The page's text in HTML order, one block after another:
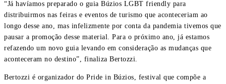
“Já havíamos preparado o guia Búzios LGBT friendly para
distribuirmos nas feiras e eventos de turismo que aconteceriam ao
longo desse ano, mas infelizmente por conta da pandemia tivemos que
pausar a promoção desse material. Para o próximo ano, já estamos
refazendo um novo guia levando em consideração as mudanças que
aconteceram no destino”, finaliza Bertozzi.
Bertozzi é organizador do Pride in Búzios, festival que compõe a